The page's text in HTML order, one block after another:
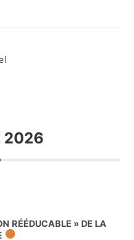
2026
RÉÉDUCABLE » DE LA